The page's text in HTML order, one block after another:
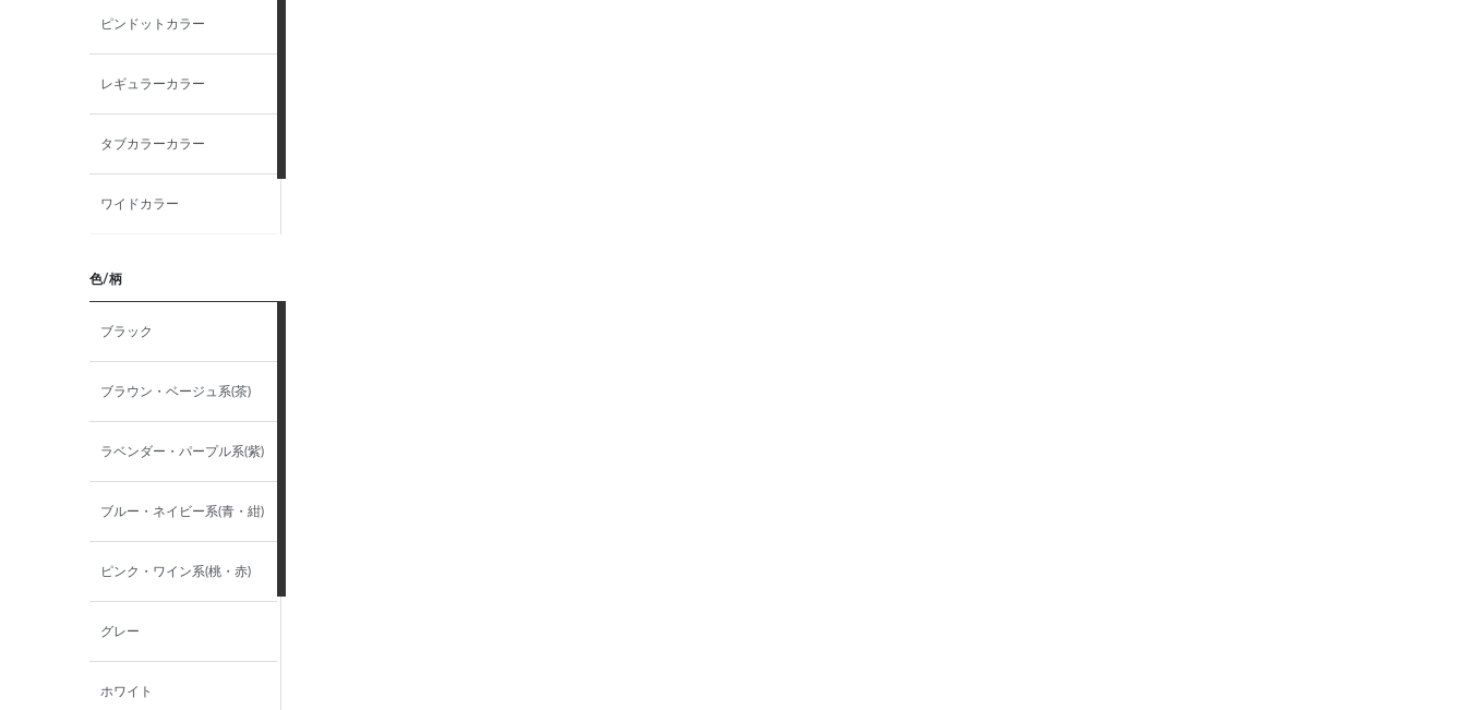
L（41）-80
L（41）-82
L（41）-84
L（41）-86
L（41）-90
42-76
42-78
42-80
42-82
42-86
ピンドットカラー
レギュラーカラー
タブカラーカラー
ワイドカラー
色/柄
ブラック
ブラウン・ベージュ系(茶)
ラベンダー・パープル系(紫)
ブルー・ネイビー系(青・紺)
ピンク・ワイン系(桃・赤)
グレー
ホワイト